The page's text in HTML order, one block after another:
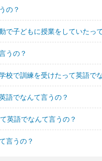
の？
で子どもに授業をしていたっ
うの？
校で訓練を受けたって英語で
語でなんて言うの？
英語でなんて言うの？
言うの？